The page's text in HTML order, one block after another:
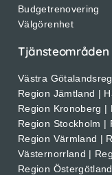
Budgetrenovering
Välgörenhet
Tjänsteområden
Västra
Region Jämtland |
Region Kronoberg |
Region Stockholm |
Region Värmland |
Västernorrland |
Region Östergötland